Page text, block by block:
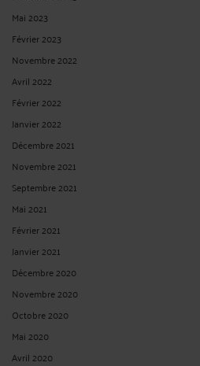
Mai 2023
Février 2023
Novembre 2022
Avril 2022
Février 2022
Janvier 2022
Décembre 2021
Novembre 2021
Septembre 2021
Mai 2021
Février 2021
Janvier 2021
Décembre 2020
Novembre 2020
Octobre 2020
Mai 2020
Avril 2020